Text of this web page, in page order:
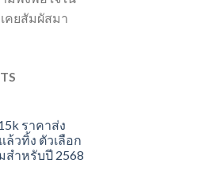
คยสัมผัสมา
ราคาส่ง
วทิ้ง ตัวเลือก
สำหรับปี 2568